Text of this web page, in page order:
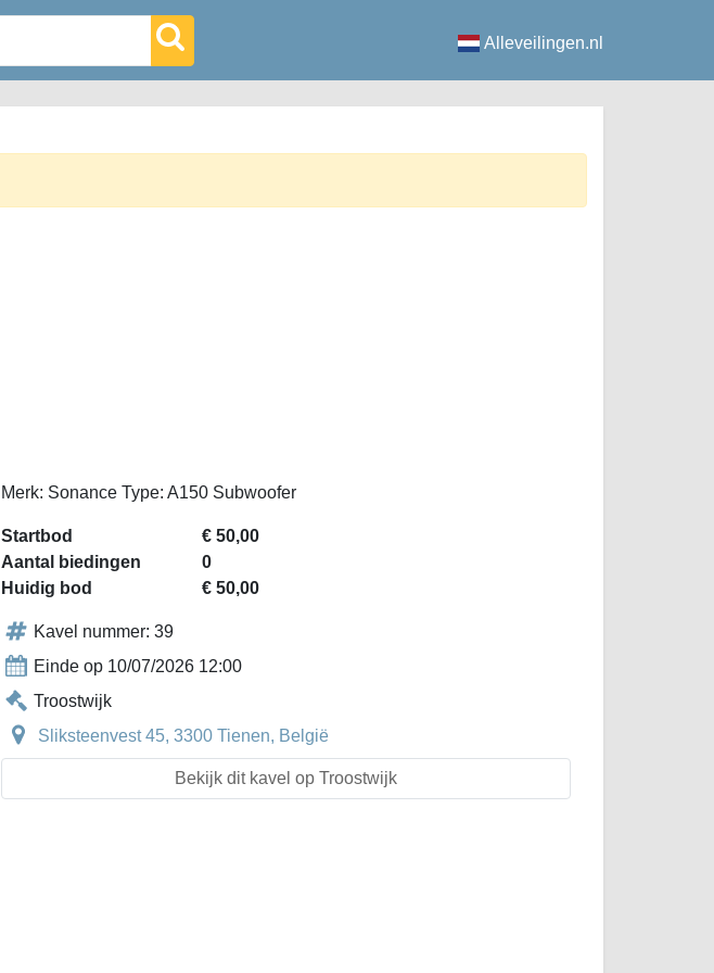
Alleveilingen.nl
Merk: Sonance Type: A150 Subwoofer
Startbod
€ 50,00
Aantal biedingen
0
Huidig bod
€ 50,00
Kavel nummer: 39
Einde op 10/07/2026 12:00
Troostwijk
Sliksteenvest 45, 3300 Tienen, België
Bekijk dit kavel op Troostwijk